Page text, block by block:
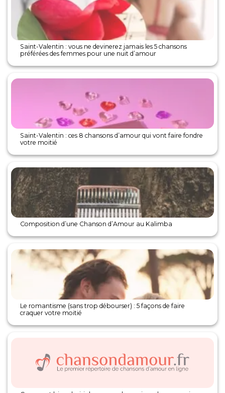
Saint-Valentin : vous ne devinerez jamais les 5 chansons
préférées des femmes pour une nuit d’amour
Saint-Valentin : ces 8 chansons d’amour qui vont faire fondre
votre moitié
Composition d’une Chanson d’Amour au Kalimba
Le romantisme (sans trop débourser) : 5 façons de faire
craquer votre moitié